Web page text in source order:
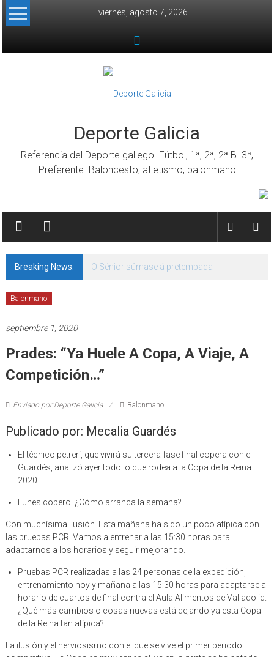
Skip to content
viernes, agosto 7, 2026
Deporte Galicia
Referencia del Deporte gallego. Fútbol, 1ª, 2ª, 2ª B. 3ª,
Preferente. Baloncesto, atletismo, balonmano
Breaking News: O Sénior súmase á pretempada
Balonmano
septiembre 1, 2020
Prades: “Ya Huele A Copa, A Viaje, A
Competición…”
Enviado por:Deporte Galicia Balonmano
Publicado por: Mecalia Guardés
El técnico petrerí, que vivirá su tercera fase final copera con el
Guardés, analizó ayer todo lo que rodea a la Copa de la Reina
2020
Lunes copero. ¿Cómo arranca la semana?
Con muchísima ilusión. Esta mañana ha sido un poco atípica con
las pruebas PCR. Vamos a entrenar a las 15:30 horas para
adaptarnos a los horarios y seguir mejorando.
Pruebas PCR realizadas a las 24 personas de la expedición,
entrenamiento hoy y mañana a las 15:30 horas para adaptarse al
horario de cuartos de final contra el Aula Alimentos de Valladolid.
¿Qué más cambios o cosas nuevas está dejando ya esta Copa
de la Reina tan atípica?
La ilusión y el nerviosismo con el que se vive el primer periodo